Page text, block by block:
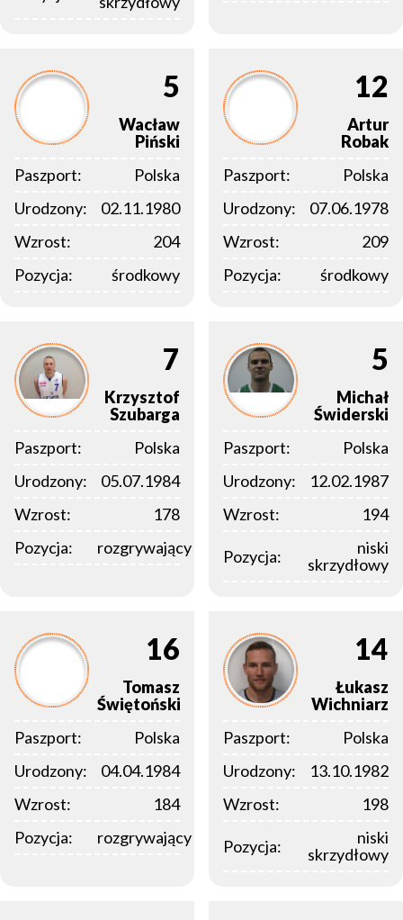
5
Wacław
Piński
Paszport:
Polska
Urodzony:
02.11.1980
Wzrost:
204
Pozycja:
środkowy
12
Artur
Robak
Paszport:
Polska
Urodzony:
07.06.1978
Wzrost:
209
Pozycja:
środkowy
7
Krzysztof
Szubarga
Paszport:
Polska
Urodzony:
05.07.1984
Wzrost:
178
Pozycja:
rozgrywający
5
Michał
Świderski
Paszport:
Polska
Urodzony:
12.02.1987
Wzrost:
194
Pozycja:
niski
skrzydłowy
16
Tomasz
Świętoński
Paszport:
Polska
Urodzony:
04.04.1984
Wzrost:
184
Pozycja:
rozgrywający
14
Łukasz
Wichniarz
Paszport:
Polska
Urodzony:
13.10.1982
Wzrost:
198
Pozycja:
niski
skrzydłowy